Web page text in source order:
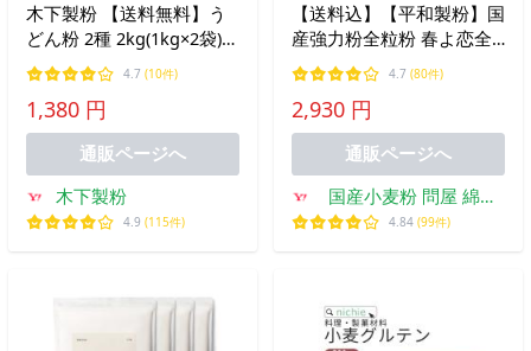
木下製粉 【送料無料】う
どん粉 2種 2kg(1kg×2袋)
(小麦粉・中力粉) お試しセ
ット ファリーナコーポレ
ーション
4.7 (10件)
1,380 円
通販ページへ
木下製粉
4.9 (115件)
【送料込】【平和製粉】国
産強力粉全粒粉 春よ恋全
粒粉 5kg 北海道産小麦粉
100％使用 強力粉
4.7 (80件)
2,930 円
通販ページへ
国産小麦粉 問屋 綿鍬
商店
4.84 (99件)